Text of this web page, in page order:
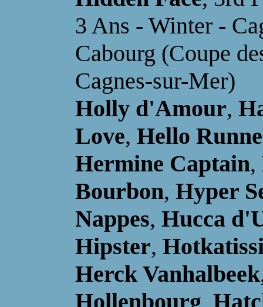
3 Ans - Winter -
Cabourg (Coupe
Cagnes-sur-Mer)
Holly d'Amour,
Love, Hello
Hermine Captain,
Bourbon, Hyper
Nappes, Hucca
Hipster,
Herck Vanhalbeek
Hollenbourg,